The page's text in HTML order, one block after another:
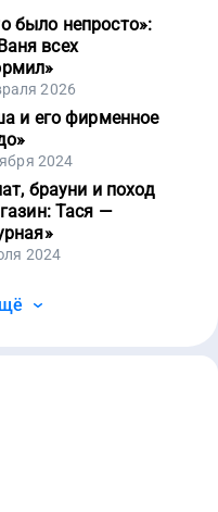
было непросто»:
всех
»
2026
и его фирменное
»
2024
брауни и поход
Тася —
»
2024